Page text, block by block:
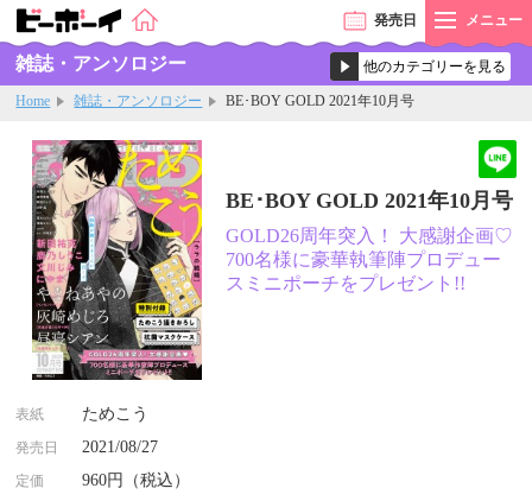
発売日 メニュー
雑誌・アンソロジー
Home 雑誌・アンソロジー BE･BOY GOLD 2021年10月号
BE･BOY GOLD 2021年10月号
GOLD26周年突入！ 大感謝企画♡
700名様に豪華執筆陣プロデュー
スミニポーチをプレゼント!!
表紙 ためこう
発売日 2021/08/27
定価 960円（税込）